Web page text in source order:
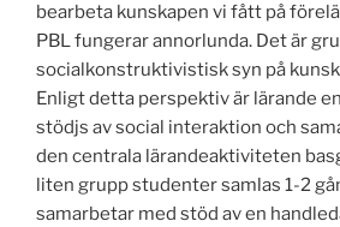
bearbeta kunskapen vi fått på
PBL fungerar annorlunda. Det är
socialkonstruktivistisk syn på
Enligt detta perspektiv är lärande
stödjs av social interaktion och
den centrala lärandeaktiviteten
liten grupp studenter samlas 1-2
samarbetar med stöd av en